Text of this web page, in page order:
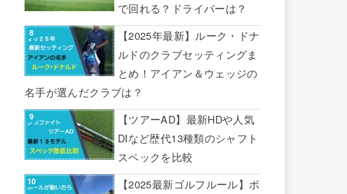
で回れる？ドライバーは？
【2025年最新】ルーク・ドナ
ルドのクラブセッティングま
とめ！アイアン＆ウェッジの
名手が選んだクラブは？
【ツアーAD】最新HDや人気
DIなど歴代13種類のシャフト
スペックを比較
【2025最新ゴルフルール】ボ